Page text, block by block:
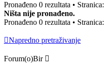
Pronađeno 0 rezultata • Stranica:
Ništa nije pronađeno.
Pronađeno 0 rezultata • Stranica:
Napredno pretraživanje
Forum(o)Bir